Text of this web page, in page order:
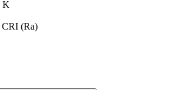
K
CRI (Ra)